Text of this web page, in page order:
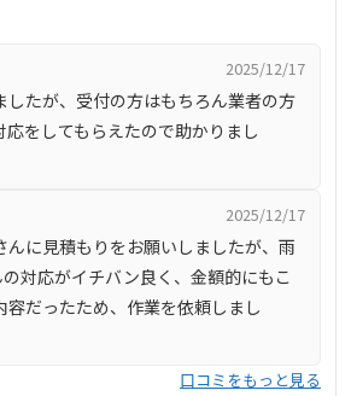
模な修繕まで幅広く対応していま
加料金は不要で、安心して依頼できる
2025/12/17
したが、受付の方はもちろん業者の方
応をしてもらえたので助かりまし
2025/12/17
んに見積もりをお願いしましたが、雨
対応がイチバン良く、金額的にもこ
容だったため、作業を依頼しまし
口コミをもっと見る